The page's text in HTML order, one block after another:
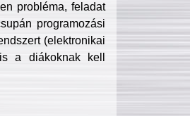
probléma, feladat
programozási
(elektronikai
a diákoknak kell